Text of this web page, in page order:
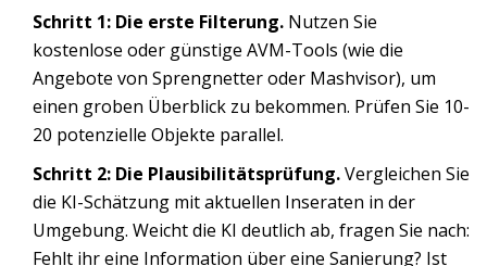
Schritt 1: Die erste Filterung. Nutzen Sie
kostenlose oder günstige AVM-Tools (wie die
Angebote von Sprengnetter oder Mashvisor), um
einen groben Überblick zu bekommen. Prüfen Sie 10-
20 potenzielle Objekte parallel.
Schritt 2: Die Plausibilitätsprüfung.Vergleichen Sie
die KI-Schätzung mit aktuellen Inseraten in der
Umgebung. Weicht die KI deutlich ab, fragen Sie nach:
Fehlt ihr eine Information über eine Sanierung? Ist